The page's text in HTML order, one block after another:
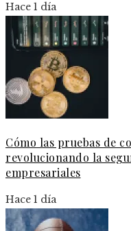
Hace 1 día
Cómo las pruebas de
revolucionando la
empresariales
Hace 1 día